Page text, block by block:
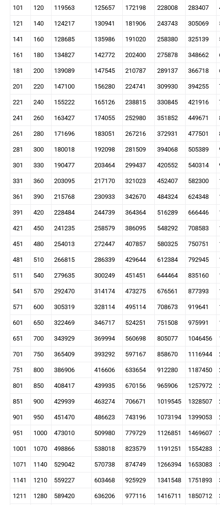
101 120 119563 125657 172198 228008 283407
121 140 124217 130941 181906 243743 305069
141 160 128685 135986 191020 258380 325139
161 180 134827 142772 202400 275878 348662
181 200 139089 147545 210787 289137 366718
201 220 147100 156280 224741 309930 394255
221 240 155222 165126 238815 330845 421916
241 260 163427 174055 252980 351852 449671
261 280 171696 183051 267216 372931 477501
281 300 180018 192098 281509 394068 505389
301 330 190477 203464 299437 420552 540314
331 360 203095 217170 321023 452407 582300
361 390 215768 230933 342670 484324 624348
391 420 228484 244739 364364 516289 666446
421 450 241235 258579 386095 548292 708583
451 480 254013 272447 407857 580325 750751
481 510 266815 286339 429644 612384 792945
511 540 279635 300249 451451 644464 835160
541 570 292470 314174 473275 676561 877393
571 600 305319 328114 495114 708673 919641
601 650 322469 346717 524251 751508 975991
651 700 343929 369994 560698 805077 1046456
701 750 365409 393292 597167 858670 1116944
751 800 386906 416606 633654 912280 1187450
801 850 408417 439935 670156 965906 1257972
851 900 429939 463274 706671 1019545 1328507
901 950 451470 486623 743196 1073194 1399053
951 1000 473010 509980 779729 1126851 1469607
1001 1070 498866 538018 823579 1191251 1554283
1071 1140 529042 570738 874749 1266394 1653083
1141 1210 559227 603468 925929 1341548 1751893
1211 1280 589420 636206 977116 1416711 1850712